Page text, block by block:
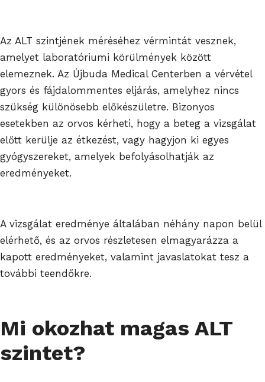
Az ALT szintjének méréséhez vérmintát vesznek,
amelyet laboratóriumi körülmények között
elemeznek. Az Újbuda Medical Centerben a vérvétel
gyors és fájdalommentes eljárás, amelyhez nincs
szükség különösebb előkészületre. Bizonyos
esetekben az orvos kérheti, hogy a beteg a vizsgálat
előtt kerülje az étkezést, vagy hagyjon ki egyes
gyógyszereket, amelyek befolyásolhatják az
eredményeket.
A vizsgálat eredménye általában néhány napon belül
elérhető, és az orvos részletesen elmagyarázza a
kapott eredményeket, valamint javaslatokat tesz a
további teendőkre.
Mi okozhat magas ALT
szintet?